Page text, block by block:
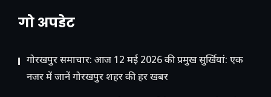
गो अपडेट
गोरखपुर समाचार: आज 12 मई 2026 की प्रमुख सुर्खियां: एक
नजर में जानें गोरखपुर शहर की हर खबर